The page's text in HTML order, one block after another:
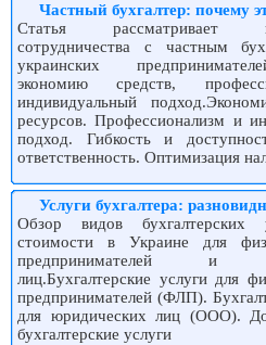
Частный бухгалтер: почему
Статья рассматривает
сотрудничества с частным
украинских
экономию средств,
индивидуальный
ресурсов. Профессионализм и
подход. Гибкость и
ответственность. Оптимизация
Услуги бухгалтера:
Обзор видов
стоимости в Украине для
предпринимателей и
лиц.Бухгалтерские услуги для
предпринимателей (ФЛП).
для юридических лиц (ООО).
бухгалтерские услуги